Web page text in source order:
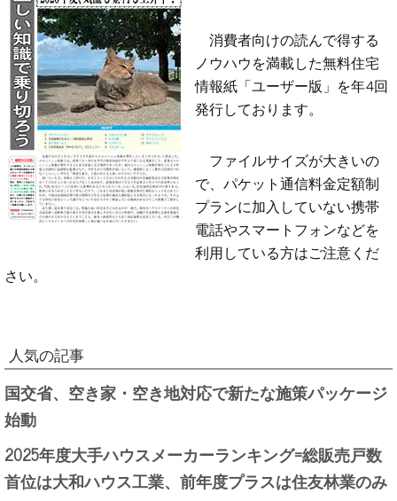
消費者向けの読んで得する
ノウハウを満載した無料住宅
情報紙「ユーザー版」を年4回
発行しております。
ファイルサイズが大きいの
で、パケット通信料金定額制
プランに加入していない携帯
電話やスマートフォンなどを
利用している方はご注意くだ
さい。
人気の記事
国交省、空き家・空き地対応で新たな施策パッケージ
始動
2025年度大手ハウスメーカーランキング=総販売戸数
首位は大和ハウス工業、前年度プラスは住友林業のみ